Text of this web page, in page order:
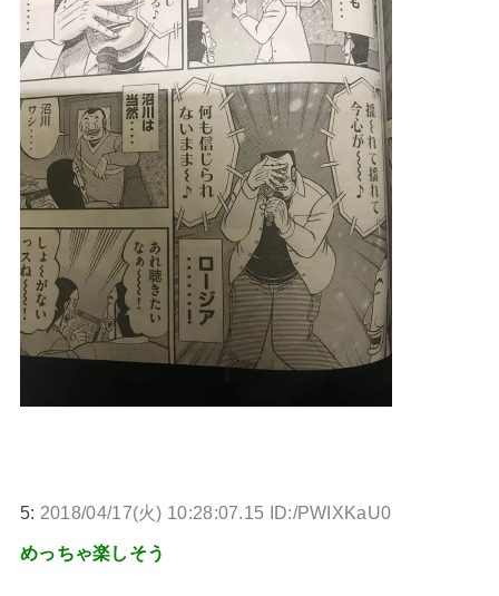
5: 2018/04/17(火) 10:28:07.15 ID:/PWIXKaU0
めっちゃ楽しそう